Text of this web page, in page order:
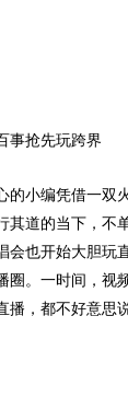
抢先玩跨界
小编凭借一双
其道的当下，不
会也开始大胆玩
。一时间，视
，都不好意思